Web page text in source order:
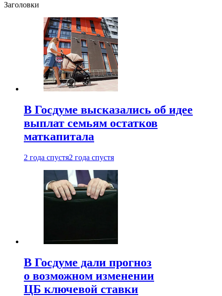
Заголовки
В Госдуме высказались об идее
выплат семьям остатков
маткапитала
2 года спустя2 года спустя
В Госдуме дали прогноз
о возможном изменении
ЦБ ключевой ставки